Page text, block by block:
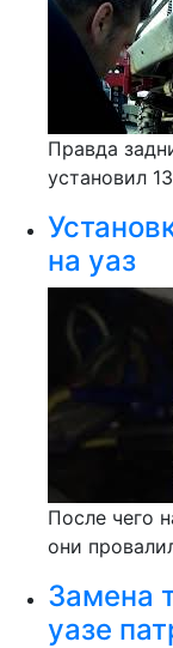
Правда
установил
на уаз
После чего
они
Замена
уазе